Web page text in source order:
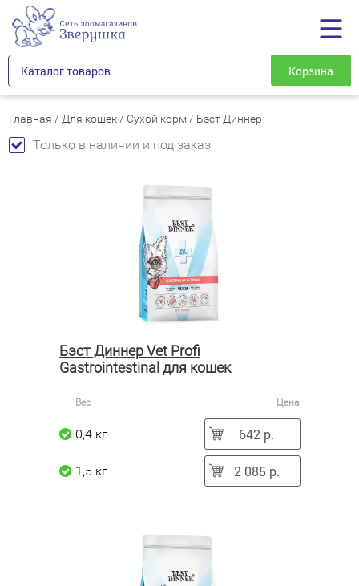
Каталог товаров Корзина
Главная / Для кошек / Сухой корм / Бэст Диннер
Только в наличии и под заказ
Бэст Диннер Vet Profi
Gastrointestinal для кошек
Вес Цена
0,4 кг 642 р.
1,5 кг 2 085 р.